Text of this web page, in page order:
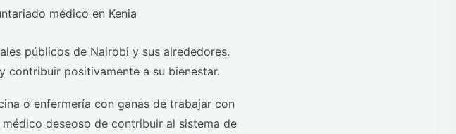
públicos de Nairobi y sus alrededores.
contribuir positivamente a su bienestar.
o enfermería con ganas de trabajar con
deseoso de contribuir al sistema de